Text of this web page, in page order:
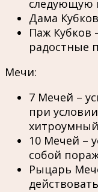
следующую
Дама
Паж Кубков
радостные
Мечи:
7 Мечей –
при
10 Мечей –
собой
Рыцарь